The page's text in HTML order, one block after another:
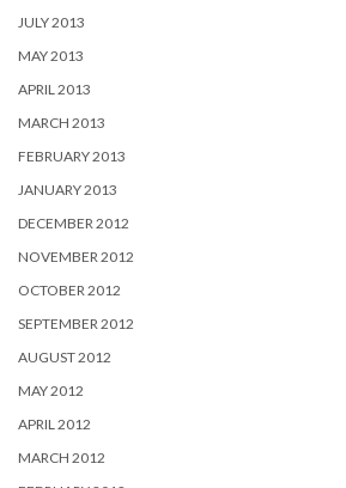
JULY 2013
MAY 2013
APRIL 2013
MARCH 2013
FEBRUARY 2013
JANUARY 2013
DECEMBER 2012
NOVEMBER 2012
OCTOBER 2012
SEPTEMBER 2012
AUGUST 2012
MAY 2012
APRIL 2012
MARCH 2012